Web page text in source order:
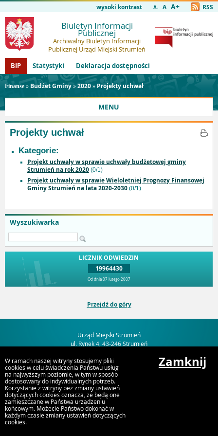
wysoki kontrast A- A A+ RSS
Biuletyn Informacji
Publicznej
Archiwalny Biuletyn Informacji
Publicznej Urząd Miejski Strumień
BIP
Statystyki Deklaracja dostępności
Finanse » Budżet Gminy»2020» Projekty uchwał
MENU
Wyszukiwarka
LICZNIK ODWIEDZIN
19964430
Od dnia 07 lutego 2007
Projekty uchwał
Kategorie:
Projekt uchwały w sprawie uchwały budżetowej gminy
Strumień na rok 2020 (0/1)
Projekt uchwały w sprawie Wieloletniej Prognozy Finansowej
Gminy Strumień na lata 2020-2030 (0/1)
Przejdź do góry
Urząd Miejski Strumień
ul. Rynek 4, 43-246 Strumień
W ramach naszej witryny stosujemy pliki
cookies w celu świadczenia Państwu usług
na najwyższym poziomie, w tym w sposób
dostosowany do indywidualnych potrzeb.
Korzystanie z witryny bez zmiany ustawień
dotyczących cookies oznacza, że będą one
zamieszczane w Państwa urządzeniu
końcowym. Możecie Państwo dokonać w
każdym czasie zmiany ustawień dotyczących
cookies.
Zamknij